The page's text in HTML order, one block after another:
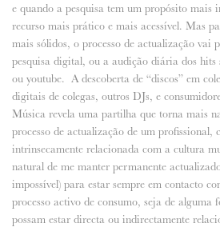
e quando a pesquisa tem um propósito mais
recurso mais prático e mais acessível. Mas
mais sólidos, o processo de actualização vai
pesquisa digital, ou a audição diária dos hits
ou youtube. A descoberta de “discos” em
digitais de colegas, outros DJs, e
Música revela uma partilha que torna mais
processo de actualização de um profissional,
intrinsecamente relacionada com a cultura
natural de me manter permanente
impossível) para estar sempre em contacto
processo activo de consumo, seja de alguma
possam estar directa ou indirectamente